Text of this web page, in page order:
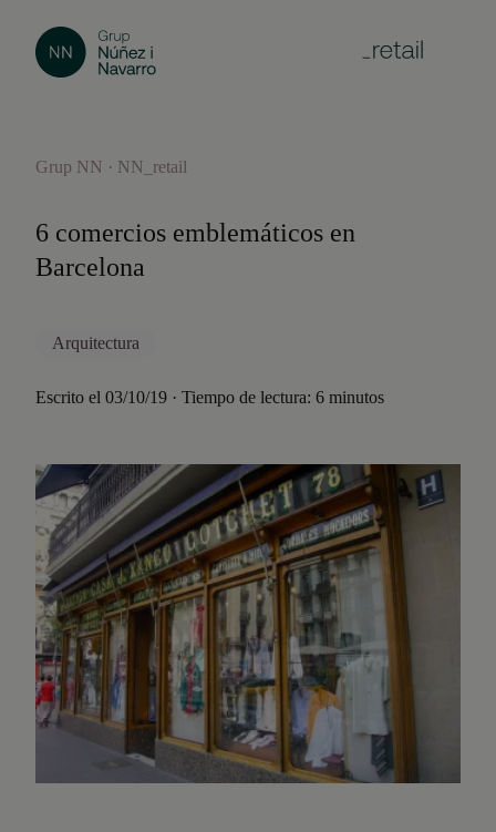
Grup NN · NN_retail
6 comercios emblemáticos en
Barcelona
Arquitectura
Escrito el 03/10/19 · Tiempo de lectura: 6 minutos